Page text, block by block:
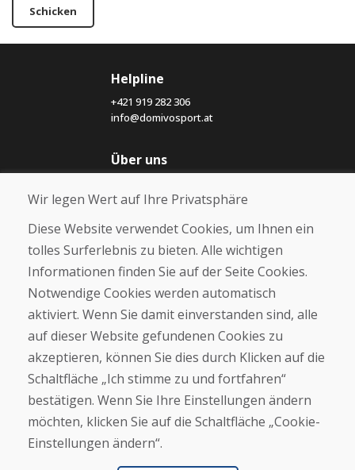
Schicken
Helpline
+421 919 282 306
info@domivosport.at
Über uns
Über uns
Kontakt
Kaufen
E-Shop
Geschäftsbedingungen
Zahlung
Beschwerde
Rückgabe und Umtausch von Waren
Cookies
Wir legen Wert auf Ihre Privatsphäre
Diese Website verwendet Cookies, um Ihnen ein
tolles Surferlebnis zu bieten. Alle wichtigen
Informationen finden Sie auf der Seite Cookies.
Notwendige Cookies werden automatisch
aktiviert. Wenn Sie damit einverstanden sind, alle
auf dieser Website gefundenen Cookies zu
akzeptieren, können Sie dies durch Klicken auf die
Schaltfläche „Ich stimme zu und fortfahren“
bestätigen. Wenn Sie Ihre Einstellungen ändern
möchten, klicken Sie auf die Schaltfläche „Cookie-
Einstellungen ändern“.